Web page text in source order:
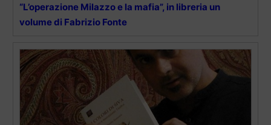
“L’operazione Milazzo e la mafia”, in libreria un
volume di Fabrizio Fonte